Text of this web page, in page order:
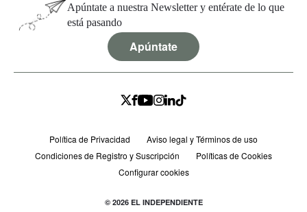
Apúntate a nuestra Newsletter y entérate de lo que
está pasando
Apúntate
Política de Privacidad
Aviso legal y Términos de uso
Condiciones de Registro y Suscripción
Políticas de Cookies
Configurar cookies
© 2026 EL INDEPENDIENTE